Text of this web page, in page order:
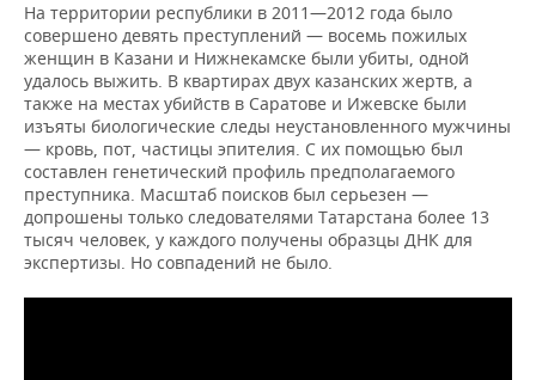
На территории республики в 2011—2012 года было
совершено девять преступлений — восемь пожилых
женщин в Казани и Нижнекамске были убиты, одной
удалось выжить. В квартирах двух казанских жертв, а
также на местах убийств в Саратове и Ижевске были
изъяты биологические следы неустановленного мужчины
— кровь, пот, частицы эпителия. С их помощью был
составлен генетический профиль предполагаемого
преступника. Масштаб поисков был серьезен —
допрошены только следователями Татарстана более 13
тысяч человек, у каждого получены образцы ДНК для
экспертизы. Но совпадений не было.